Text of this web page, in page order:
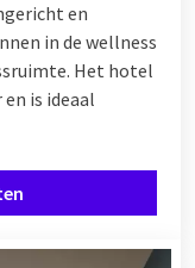
en
in de wellness
Het hotel
is ideaal